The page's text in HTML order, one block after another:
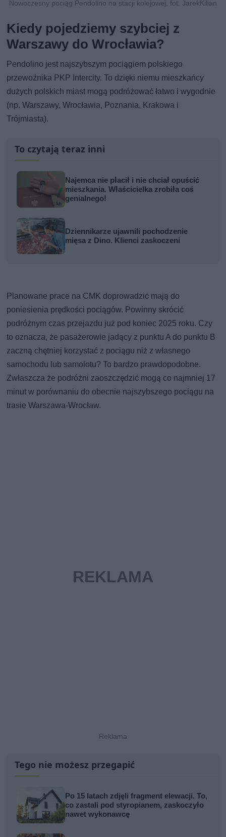
Nowoczesny pociąg Pendolino na stacji kolejowej, fot. JarekKilian
Kiedy pojedziemy szybciej z
Warszawy do Wrocławia?
Pendolino jest najszybszym pociągiem polskiego
przewoźnika PKP Intercity. To dzięki niemu mieszkańcy
dużych polskich miast mogą podróżować łatwo i wygodnie
(np. Warszawy, Wrocławia, Poznania, Krakowa i
Trójmiasta).
To czytają teraz inni
Najemca nie płacił i nie chciał opuścić
mieszkania. Właścicielka zrobiła coś
genialnego!
Dziennikarze ujawnili pochodzenie
mięsa z Dino. Klienci zaskoczeni
Planowane prace na CMK doprowadzić mają do
poniesienia prędkości pociągów. Powinny skrócić
podróżnym czas przejazdu już pod koniec 2025 roku. Czy
to oznacza, że pasażerowie jadący z punktu A do punktu B
zaczną chętniej korzystać z pociągu niż z własnego
samochodu lub samolotu? To bardzo prawdopodobne.
Zwłaszcza że podróżni zaoszczędzić mogą co najmniej 17
minut w porównaniu do obecnie najszybszego pociągu na
trasie Warszawa-Wrocław.
Tego nie możesz przegapić
Po 15 latach zdjęli fragment elewacji. To,
co zastali pod styropianem, zaskoczyło
nawet wykonawcę